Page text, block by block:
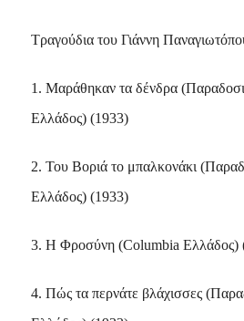
Τραγούδια του Γιάννη
1. Μαράθηκαν τα δένδρα
Ελλάδος) (1933)
2. Του Βοριά το μπαλκονάκι
Ελλάδος) (1933)
3. Η Φροσύνη (Columbia Ελλάδος)
4. Πώς τα περνάτε βλάχισσες